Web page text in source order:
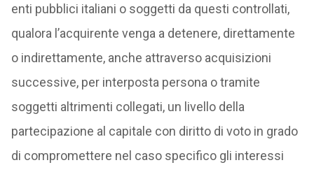
enti pubblici italiani o soggetti da questi controllati,
qualora l’acquirente venga a detenere, direttamente
o indirettamente, anche attraverso acquisizioni
successive, per interposta persona o tramite
soggetti altrimenti collegati, un livello della
partecipazione al capitale con diritto di voto in grado
di compromettere nel caso specifico gli interessi